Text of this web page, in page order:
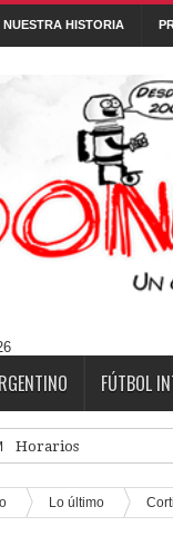
NUESTRA HISTORIA
y más
CUENTOS DE
Twitter
FÚTBOL
Horarios de la fecha 6
Lo último